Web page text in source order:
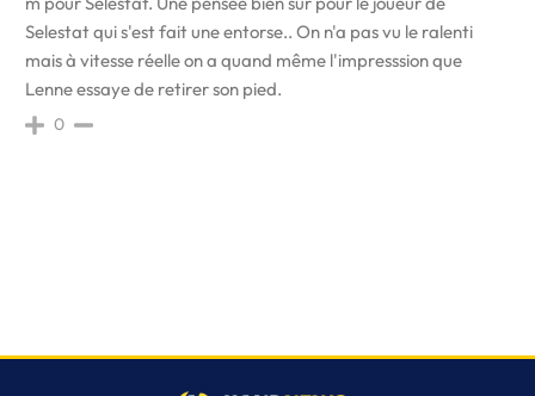
Selestat qui s'est fait une entorse.. On n'a pas vu le ralenti
mais à vitesse réelle on a quand même l'impresssion que
Lenne essaye de retirer son pied.
0